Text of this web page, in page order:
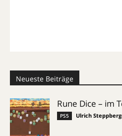
Neueste Beiträge
Rune Dice – im
PS5 Ulrich